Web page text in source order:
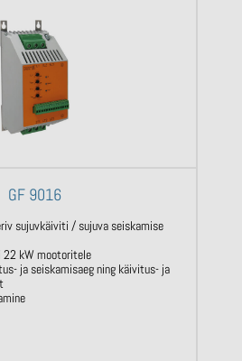
GF 9016
sujuvkäiviti / sujuva seiskamise
kW mootoritele
ja seiskamisaeg ning käivitus- ja